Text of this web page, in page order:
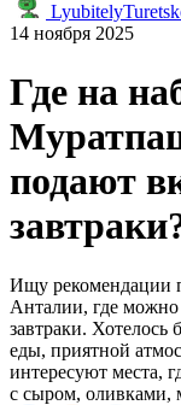
14 ноября 2025
Где на
подают
Ищу рекомендации
Анталии, где можно
завтраки. Хотелось
еды, приятной
интересуют места,
с сыром, оливками,